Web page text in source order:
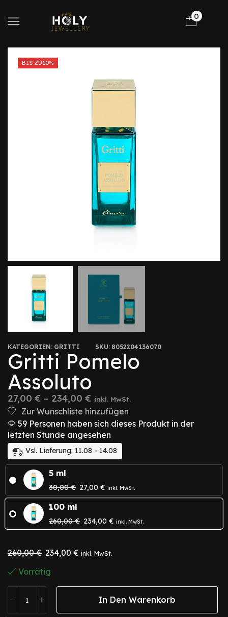
0
BIS ZU10%
KATEGORIEN: GRITTI SKU: 8052204136070
Gritti Pomelo
Assoluto
27,00 € – 234,00 € inkl. MwSt.
Zur Wunschliste hinzufügen
59 Personen haben sich dieses Produkt in der
letzten Stunde angesehen
Vsl. Lieferung: 11.08 - 14.08
5 ml
30,00€ 27,00 € inkl. MwSt.
100 ml
260,00€ 234,00 € inkl. MwSt.
260,00€ 234,00 € inkl. MwSt.
Vorrätig
In Den Warenkorb